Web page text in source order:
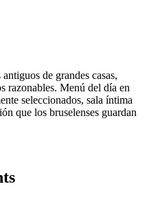
de grandes casas,
razonables. Menú del día en
seleccionados, sala íntima
que los bruselenses guardan